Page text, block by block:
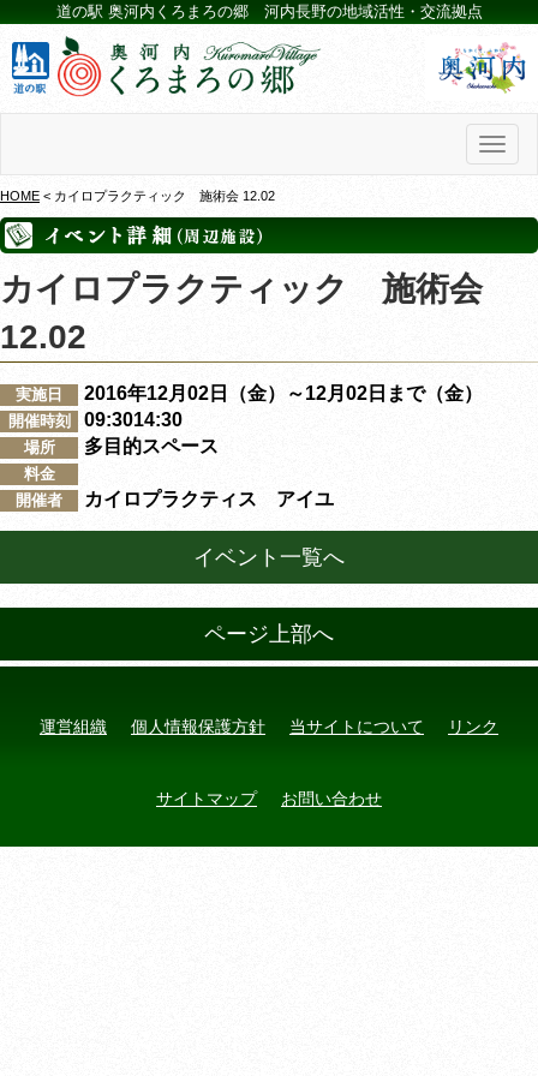
道の駅 奥河内くろまろの郷 河内長野の地域活性・交流拠点
HOME < カイロプラクティック 施術会 12.02
カイロプラクティック 施術会
12.02
実施日 2016年12月02日（金）～12月02日まで（金）
開催時刻 09:3014:30
場所 多目的スペース
料金
開催者
カイロプラクティス アイユ
イベント一覧へ
ページ上部へ
運営組織 個人情報保護方針 当サイトについて リンク
サイトマップ お問い合わせ